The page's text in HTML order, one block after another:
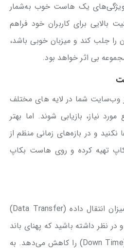
ویژگی‌های یک هاست خوب به‌شمار
بالایی برای کاربران خود فراهم
را جلب کند و میزبان خوبی باشد،
بی اثر خواهد بود.
وب‌سایت شما در لایه های مختلف
نیاز، بازیابی شوند. اما بهتر
نکنید و در بازه‌های زمانی منظم از
تهیه کرده و روی هاست بکاپ
برای انتخاب پهنای باند، میزان انتقال داده (Data Transfer)
نظر داشته باشید که پهنای باند
کافی، احتمال بروز قطعی (Down Time) را کاهش می‌دهد. به